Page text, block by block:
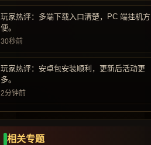
玩家热评：多端下载入口清楚，PC 端挂机方
便。
30秒前
玩家热评：安卓包安装顺利，更新后活动更
多。
2分钟前
相关专题